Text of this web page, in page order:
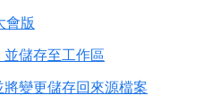
會版
並儲存至工作區
變更儲存回來源檔案